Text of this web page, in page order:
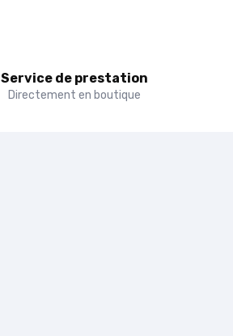
Service de prestation
Directement en boutique